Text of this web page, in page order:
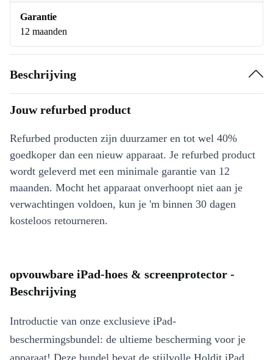
Garantie
12 maanden
Beschrijving
Jouw refurbed product
Refurbed producten zijn duurzamer en tot wel 40%
goedkoper dan een nieuw apparaat. Je refurbed product
wordt geleverd met een minimale garantie van 12
maanden. Mocht het apparaat onverhoopt niet aan je
verwachtingen voldoen, kun je 'm binnen 30 dagen
kosteloos retourneren.
opvouwbare iPad-hoes & screenprotector -
Beschrijving
Introductie van onze exclusieve iPad-
beschermingsbundel: de ultieme bescherming voor je